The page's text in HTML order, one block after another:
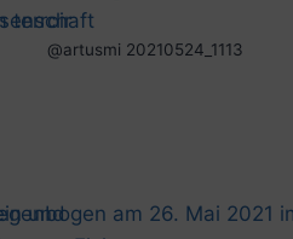
@artusmi 20210524_1113